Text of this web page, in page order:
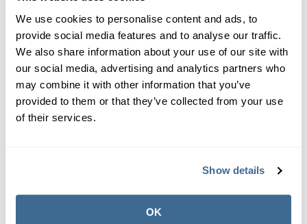
We use cookies to personalise content and ads, to
provide social media features and to analyse our traffic.
We also share information about your use of our site with
our social media, advertising and analytics partners who
may combine it with other information that you’ve
provided to them or that they’ve collected from your use
of their services.
Show details
OK
Productos químicos especiales. El cloro (o bromo)
no es adecuado para la oxidación de desechos
orgánicos del humano (como orina, aceites corporales,
sudor, protector solar, etc.). Claro, con suficiente cloro
libre se puede hacer el trabajo... pero la oxidación
incompleta de los desechos orgánicos crea
subproductos de desinfectante (DBP) como las
descomponer directamente los desechos orgánicos y
cloraminas. Por supuesto, no impedirá que se